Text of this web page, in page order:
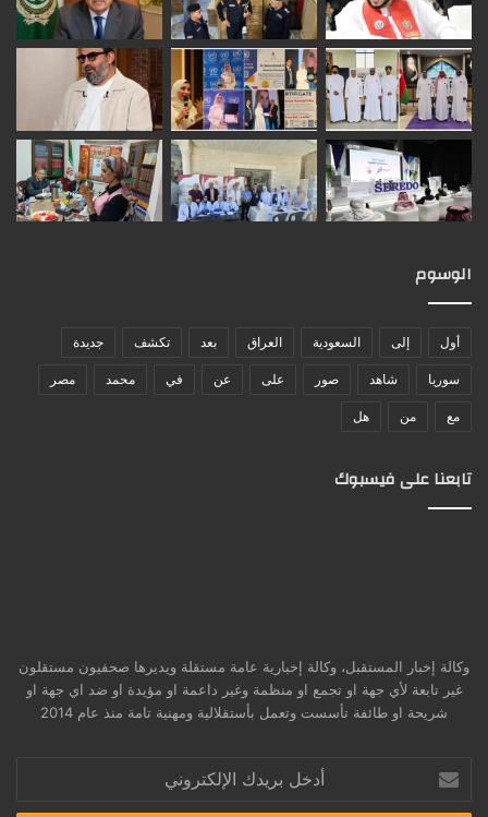
الوسوم
أول إلى السعودية العراق بعد تكشف جديدة
سوريا شاهد صور على عن في محمد مصر
مع من هل
تابعنا على فيسبوك
وكالة إخبار المستقبل، وكالة إخبارية عامة مستقلة ويديرها صحفيون مستقلون
غير تابعة لأي جهة او تجمع او منظمة وغير داعمة او مؤيدة او ضد اي جهة او
شريحة او طائفة تأسست وتعمل بأستقلالية ومهنية تامة منذ عام 2014
بريدك
الإلكتروني